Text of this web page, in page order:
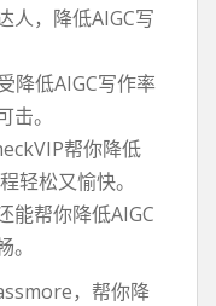
人，降低AIGC写
降低AIGC写作率
。
帮你降低
轻松又愉快。
能帮你降低AIGC
，帮你降